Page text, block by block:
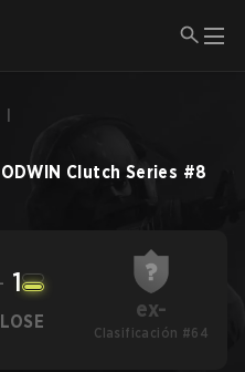
Clutch Series #8
1
LOSE ex-
Clasificación #64